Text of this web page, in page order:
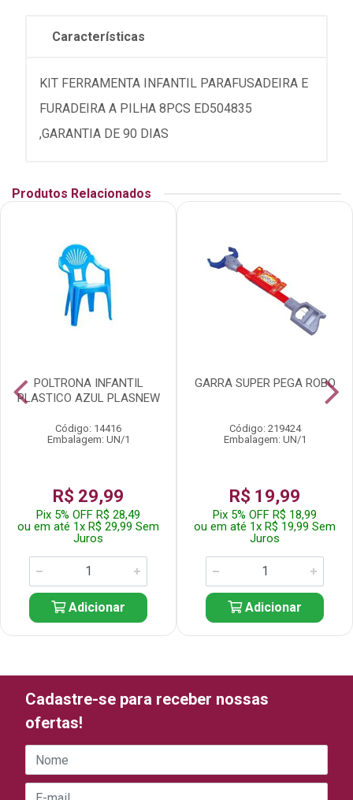
Características
KIT FERRAMENTA INFANTIL PARAFUSADEIRA E
FURADEIRA A PILHA 8PCS ED504835
,GARANTIA DE 90 DIAS
Produtos Relacionados
POLTRONA INFANTIL
PLASTICO AZUL PLASNEW
Código: 14416
Embalagem: UN/1
R$ 29,99
Pix 5% OFF R$ 28,49
ou em até 1x R$ 29,99 Sem
Juros
Adicionar
GARRA SUPER PEGA ROBO
Código: 219424
Embalagem: UN/1
R$ 19,99
Pix 5% OFF R$ 18,99
ou em até 1x R$ 19,99 Sem
Juros
Adicionar
Cadastre-se para receber nossas
ofertas!